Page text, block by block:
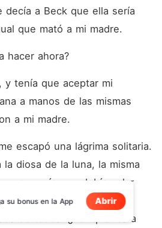
decía a Beck que ella sería
que mató a mi madre.
hacer ahora?
y tenía que aceptar mi
a manos de las mismas
a mi madre.
escapó una lágrima solitaria.
diosa de la luna, la misma
suponía que debía velar
murió mi madre me
de todos. ¿Por qué iba a
su bonus en la App Abrir